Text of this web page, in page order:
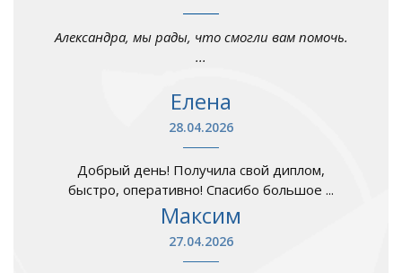
Александра, мы рады, что смогли вам помочь.
...
Елена
28.04.2026
Добрый день! Получила свой диплом,
быстро, оперативно! Спасибо большое ...
Максим
27.04.2026